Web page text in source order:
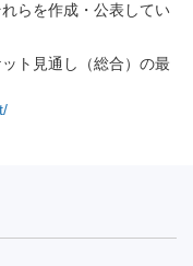
らを作成・公表してい
ト見通し（総合）の最